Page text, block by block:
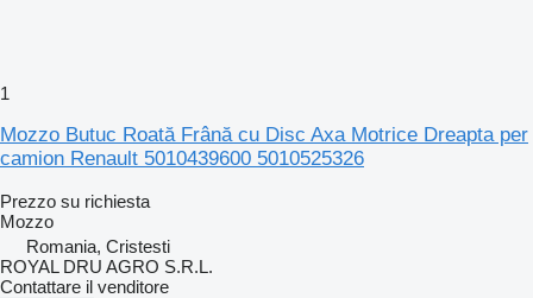
1
Mozzo Butuc Roată Frână cu Disc Axa Motrice Dreapta per
camion Renault 5010439600 5010525326
Prezzo su richiesta
Mozzo
Romania, Cristesti
ROYAL DRU AGRO S.R.L.
Contattare il venditore